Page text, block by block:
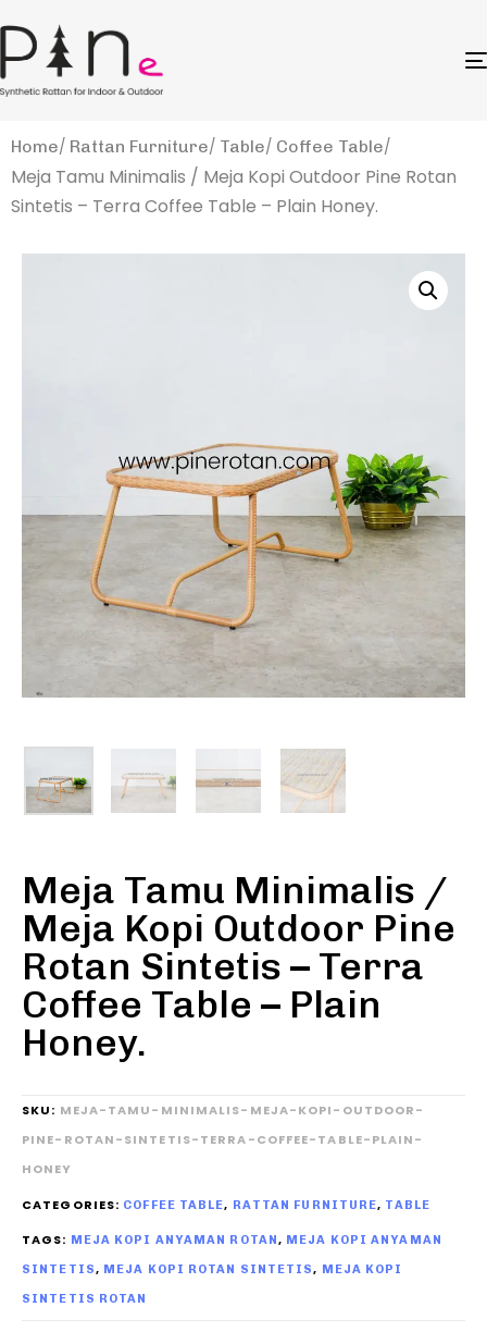
Home Rattan Furniture Table Coffee Table
Meja Tamu Minimalis / Meja Kopi Outdoor Pine Rotan
Sintetis – Terra Coffee Table – Plain Honey.
Meja Tamu Minimalis /
Meja Kopi Outdoor Pine
Rotan Sintetis – Terra
Coffee Table – Plain
Honey.
SKU: MEJA-TAMU-MINIMALIS-MEJA-KOPI-OUTDOOR-
PINE-ROTAN-SINTETIS-TERRA-COFFEE-TABLE-PLAIN-
HONEY
CATEGORIES: COFFEE TABLE, RATTAN FURNITURE, TABLE
TAGS: MEJA KOPI ANYAMAN ROTAN , MEJA KOPI ANYAMAN
SINTETIS, MEJA KOPI ROTAN SINTETIS, MEJA KOPI
SINTETIS ROTAN